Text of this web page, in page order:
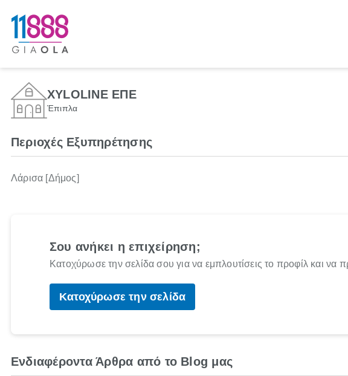
XYLOLINE ΕΠΕ
Έπιπλα
Περιοχές Εξυπηρέτησης
Λάρισα [Δήμος]
Σου ανήκει η επιχείρηση;
Κατοχύρωσε την σελίδα σου για να εμπλουτίσεις το προφίλ και να
Κατοχύρωσε την σελίδα
Ενδιαφέροντα Άρθρα από το Blog μας